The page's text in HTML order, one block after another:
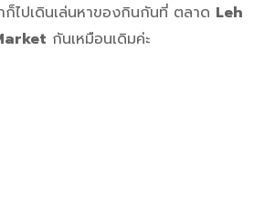
ก็ไปเดินเล่นหาของกินกันที่ ตลาด Leh
กันเหมือนเดิมค่ะ